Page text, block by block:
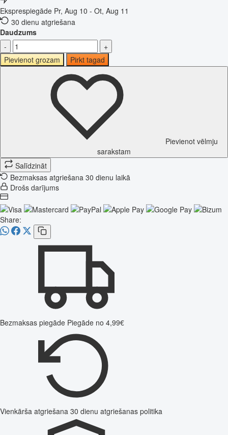
Eksprespiegāde Pr, Aug 10 - Ot, Aug 11
30 dienu atgriešana
Daudzums
-
+
Pievienot grozam
Pirkt tagad
Pievienot vēlmju
sarakstam
Salīdzināt
Bezmaksas atgriešana 30 dienu laikā
Drošs darījums
Share:
Bezmaksas piegāde Piegāde no 4,99€
Vienkārša atgriešana 30 dienu atgriešanas politika